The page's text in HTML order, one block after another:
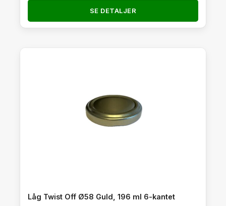
SE DETALJER
Låg Twist Off Ø58 Guld, 196 ml 6-kantet